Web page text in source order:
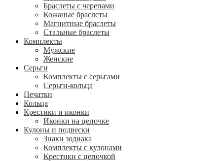
Браслеты с черепами
Кожаные браслеты
Магнитные браслеты
Стальные браслеты
Комплекты
Мужские
Женские
Серьги
Комплекты с серьгами
Серьги-кольца
Печатки
Кольца
Крестики и иконки
Иконки на цепочке
Кулоны и подвески
Знаки зодиака
Комплекты с кулонами
Крестики с цепочкой